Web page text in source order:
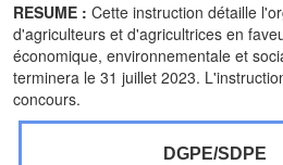
RESUME : Cette instruction détaille
d'agriculteurs et d'agricultrices en
économique, environnementale et
terminera le 31 juillet 2023.
concours.
DGPE/SDPE